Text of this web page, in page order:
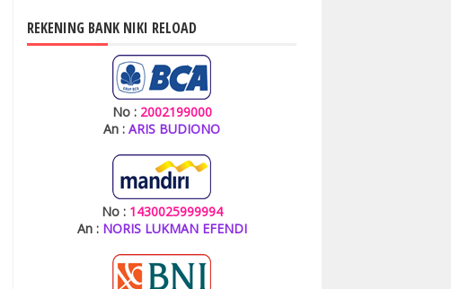
REKENING BANK NIKI RELOAD
No : 2002199000
An : ARIS BUDIONO
No : 1430025999994
An : NORIS LUKMAN EFENDI